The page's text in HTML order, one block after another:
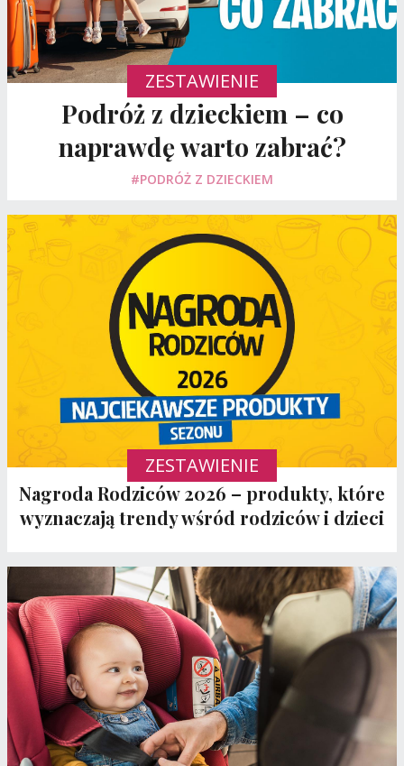
ZESTAWIENIE
Podróż z dzieckiem – co
naprawdę warto zabrać?
#PODRÓŻ Z DZIECKIEM
ZESTAWIENIE
Nagroda Rodziców 2026 – produkty, które
wyznaczają trendy wśród rodziców i dzieci